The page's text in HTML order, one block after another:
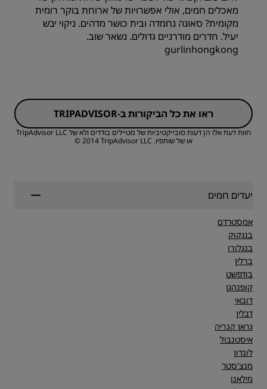
מקום
שירות
מאכלים חמים, אולי אפשרויות של ארוחת בוקר רומית
מקומית? סאונה נחמדה ובית כושר מדהים. ניקוי יבש
יעיל. חדרים מודרניים גדולים. נשאר שוב.
gurlinhongkong
ראו את כל הביקורות ב-TRIPADVISOR
חוות דעת אלו הן דעות סובייקטיביות של מטיילים בודדים ולא של TripAdvisor LLC
או של שותפיו. TripAdvisor LLC‏ ‏2014 ©
יעדים חמים
אמסטרדם
בנגקוק
בנגלורו
ברלין
בודפשט
קופנהגן
דובאי
דבלין
גראן קנריה
איסטנבול
לונדון
מנצ'סטר
מילאנו